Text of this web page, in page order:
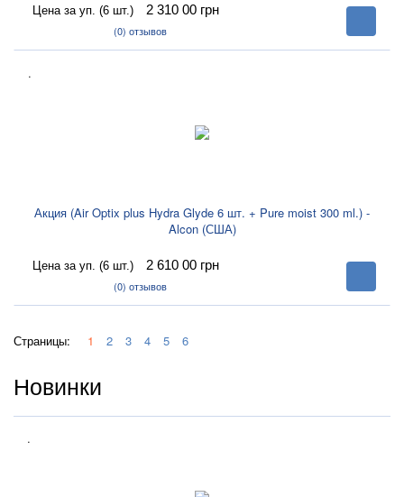
Цена за уп. (6 шт.) 2 310 00 грн
(0) отзывов
В
корзину
.
Акция (Air Optix plus Hydra Glyde 6 шт. + Pure moist 300 ml.) -
Alcon (США)
Цена за уп. (6 шт.) 2 610 00 грн
(0) отзывов
В
корзину
Страницы: 1 2 3 4 5 6
Новинки
.